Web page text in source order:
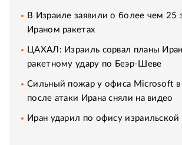
В Израиле заявили о более чем 25
Ираном ракетах
ЦАХАЛ: Израиль сорвал планы
ракетному удару по Беэр-Шеве
Сильный пожар у офиса Microsoft в
после атаки Ирана сняли на видео
Иран ударил по офису